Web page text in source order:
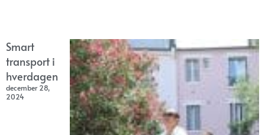
Smart
transport i
hverdagen
december 28,
2024